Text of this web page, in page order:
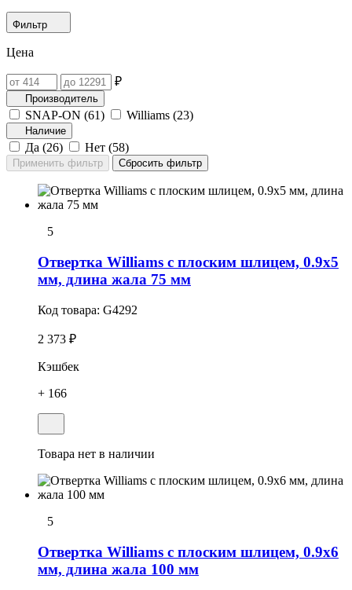
Фильтр
Цена
₽
Производитель
SNAP-ON (61) Williams (23)
Наличие
Да (26) Нет (58)
5
Отвертка Williams с плоским шлицем, 0.9х5
мм, длина жала 75 мм
Код товара: G4292
2 373 ₽
Кэшбек
+ 166
Товара нет в наличии
5
Отвертка Williams с плоским шлицем, 0.9х6
мм, длина жала 100 мм